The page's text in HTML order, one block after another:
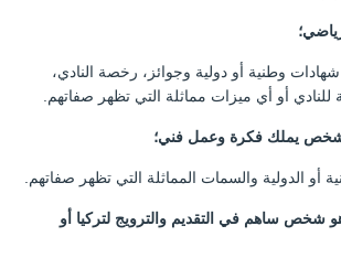
وطنية أو دولية وجوائز، رخصة النادي،
للنادي أو أي ميزات مماثلة التي تظهر صفاتهم.
شخص يملك فكرة وعمل فني؛
أو الدولية والسمات المماثلة التي تظهر صفاتهم.
شخص ساهم في التقديم والترويج لتركيا أو